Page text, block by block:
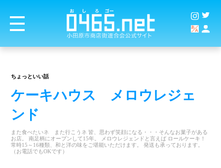
ちょっといい話
ケーキハウス メロウレジェ
ンド
また食べたいネ また行こうネ 皆、思わず笑顔になる・・・そんなお菓子がある
お店。 南足柄にオープンして15年。 メロウレジェンドと言えば ロールケーキ！
常時15～16種類、和と洋の味をご堪能いただけます。 発送も承っております。
（お電話でもOKです）